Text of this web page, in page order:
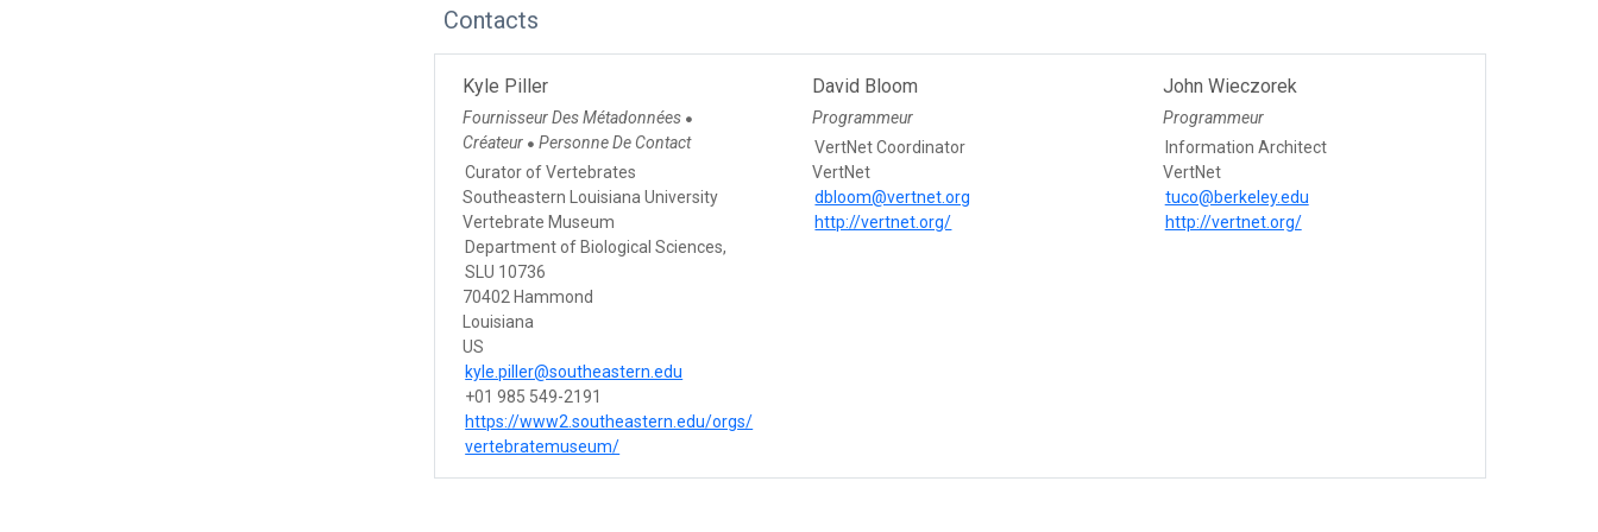
Contacts
Kyle Piller
Fournisseur Des Métadonnées ●
Créateur ● Personne De Contact
Curator of Vertebrates
Southeastern Louisiana University
Vertebrate Museum
Department of Biological Sciences,
SLU 10736
70402 Hammond
Louisiana
US
kyle.piller@southeastern.edu
+01 985 549-2191
https://www2.southeastern.edu/orgs/
vertebratemuseum/
David Bloom
Programmeur
VertNet Coordinator
VertNet
dbloom@vertnet.org
http://vertnet.org/
John Wieczorek
Programmeur
Information Architect
VertNet
tuco@berkeley.edu
http://vertnet.org/